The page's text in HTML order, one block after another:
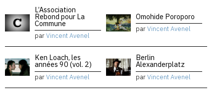
L’Association
Rebond pour La
Commune
parVincent Avenel
Omohide Poroporo
parVincent Avenel
Ken Loach, les
années 90 (vol. 2)
parVincent Avenel
Berlin
Alexanderplatz
parVincent Avenel